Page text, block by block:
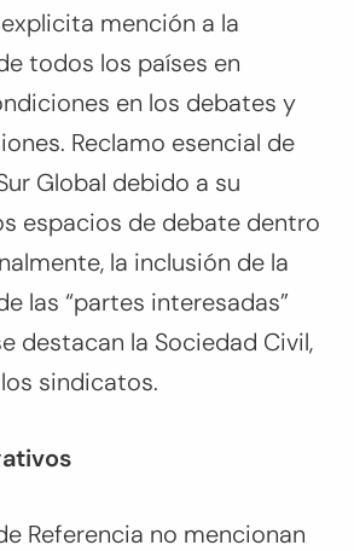
mención a la
todos los países en
en los debates y
Reclamo esencial de
Global debido a su
espacios de debate dentro
la inclusión de la
las “partes interesadas”
destacan la Sociedad Civil,
sindicatos.
Referencia no mencionan